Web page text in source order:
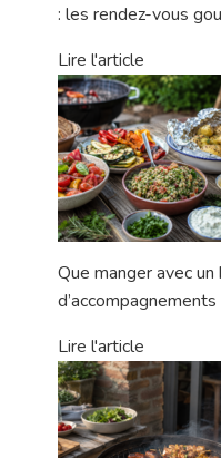
: les rendez-vous
Lire l'article
Que manger avec
Lire l'article